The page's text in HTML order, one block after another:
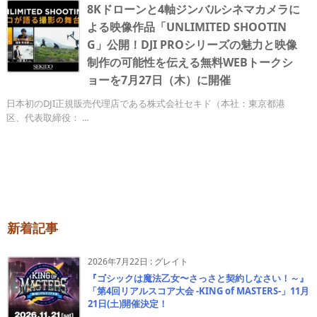
8Kドローンと4軸ジンバルシネマカメラに
よる映像作品「UNLIMITED SHOOTIN
G」公開！DJI PROシリーズの魅力と映像
制作の可能性を伝える無料WEBトークシ
ョーを7月27日（木）に開催
日本初のDJI正規販売代理店である株式会社セキド（本社：東京都港
区、代表取締役： ...
新着記事
2026年7月22日 : グレイト
『ゴシックは魔法乙女〜さっさと契約しなさい！～』
「第4回リアルスコア大会 -KING of MASTERS-」11月
21日(土)開催決定！